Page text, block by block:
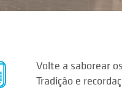
Volte a saborear
Tradição e